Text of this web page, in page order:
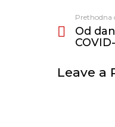
još
Prethodna
Od
Leave a